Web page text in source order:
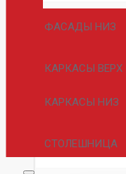
ФАСАДЫ НИЗ
КАРКАСЫ ВЕРХ
КАРКАСЫ НИЗ
СТОЛЕШНИЦА